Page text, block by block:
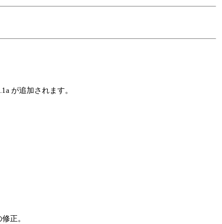
が追加されます。
正。